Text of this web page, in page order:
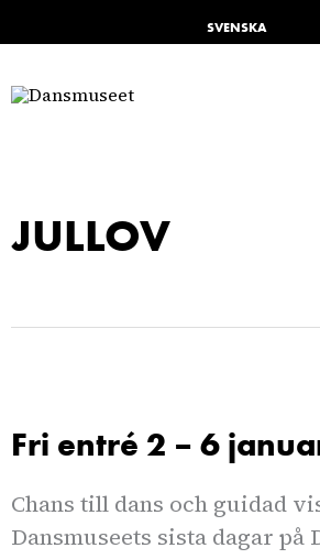
SVENSKA
JULLOV
Fri entré 2 – 6
Chans till dans och guidad
Dansmuseets sista dagar på